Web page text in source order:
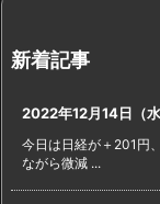
新着記事
2022年12月14日（
今日は日経が＋201円
ながら微減 ...